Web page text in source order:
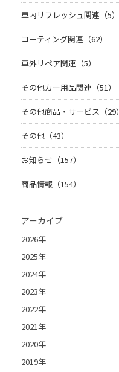
車内リフレッシュ関連（5）
コーティング関連（62）
車外リペア関連（5）
その他カー用品関連（51）
その他商品・サービス（29）
その他（43）
お知らせ（157）
商品情報（154）
アーカイブ
2026年
2025年
2024年
2023年
2022年
2021年
2020年
2019年